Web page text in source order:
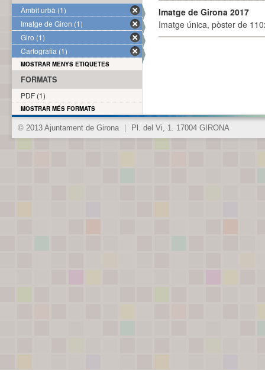
Imatge de Girona 2017
Imatge única, pòster de
Àmbit urbà (1)
Imatge de Giron (1)
Giro (1)
Cartografia (1)
MOSTRAR MENYS ETIQUETES
FORMATS
PDF (1)
MOSTRAR MÉS FORMATS
© 2013 Ajuntament de Girona Pl. del Vi, 1. 17004 GIRONA